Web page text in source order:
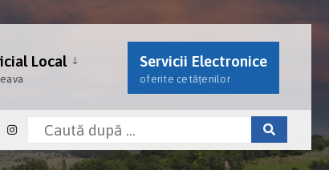
Local Servicii Electronice
oferite cetățenilor